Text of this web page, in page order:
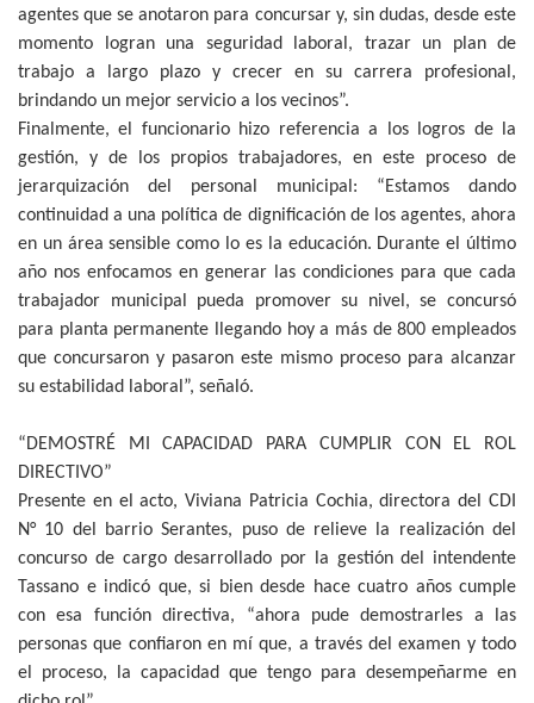
agentes que se anotaron para concursar y, sin dudas, desde este
momento logran una seguridad laboral, trazar un plan de
trabajo a largo plazo y crecer en su carrera profesional,
brindando un mejor servicio a los vecinos”.
Finalmente, el funcionario hizo referencia a los logros de la
gestión, y de los propios trabajadores, en este proceso de
jerarquización del personal municipal: “Estamos dando
continuidad a una política de dignificación de los agentes, ahora
en un área sensible como lo es la educación. Durante el último
año nos enfocamos en generar las condiciones para que cada
trabajador municipal pueda promover su nivel, se concursó
para planta permanente llegando hoy a más de 800 empleados
que concursaron y pasaron este mismo proceso para alcanzar
su estabilidad laboral”, señaló.
“DEMOSTRÉ MI CAPACIDAD PARA CUMPLIR CON EL ROL
DIRECTIVO”
Presente en el acto, Viviana Patricia Cochia, directora del CDI
N° 10 del barrio Serantes, puso de relieve la realización del
concurso de cargo desarrollado por la gestión del intendente
Tassano e indicó que, si bien desde hace cuatro años cumple
con esa función directiva, “ahora pude demostrarles a las
personas que confiaron en mí que, a través del examen y todo
el proceso, la capacidad que tengo para desempeñarme en